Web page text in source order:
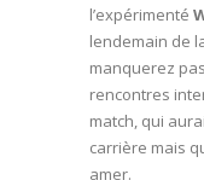
l’expérimenté
lendemain de
manquerez
rencontres
match, qui
carrière mais
amer.